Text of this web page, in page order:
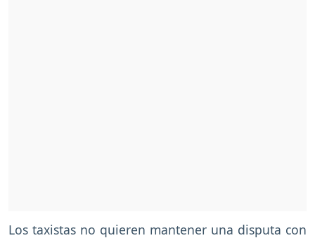
Los taxistas no quieren mantener una disputa con